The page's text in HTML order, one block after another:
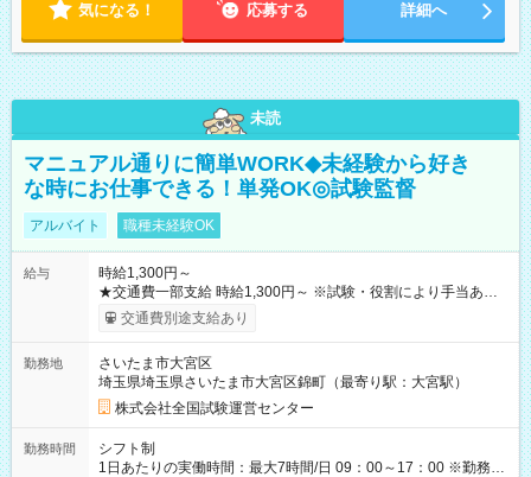
気になる！ 応募する 詳細へ
未読
マニュアル通りに簡単WORK◆未経験から好き
な時にお仕事できる！単発OK◎試験監督
アルバイト 職種未経験OK
給与
時給1,300円～
★交通費一部支給 時給1,300円～ ※試験・役割により手当あり
※勤務回数により昇給あり 【即給（前払い）オプションあ
り！】 希望される場合、勤務から1週間ほどで給与の一部を受け
例】 ・河合塾模擬試験 8:30～17:30（休憩1時間） 時給1,300円
×8時間＝日収10,400円＋交通費 ※当日の役割により時給＋100
円の場合あり ・国家試験 7:00～13:30（休憩なし） 時給1,300
円（役割手当＋100円）×6時間＝日収8,400円＋交通費 【試用期
間】試用期間なし
交通費別途支給あり
勤務地
さいたま市大宮区
埼玉県埼玉県さいたま市大宮区錦町（最寄り駅：大宮駅）
株式会社全国試験運営センター
勤務時間
シフト制
1日あたりの実働時間：最大7時間/日 09：00～17：00 ※勤務時